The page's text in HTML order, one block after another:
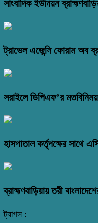
সাংবাদিক ইউনিয়ন
ট্রাভেল এজেন্সি ফোরাম অব
সরাইলে ডিপিএফ’র
হাসপাতাল কর্তৃপক্ষের সাথে
ব্রাহ্মণবাড়িয়ায় তরী
ট্যাগস :